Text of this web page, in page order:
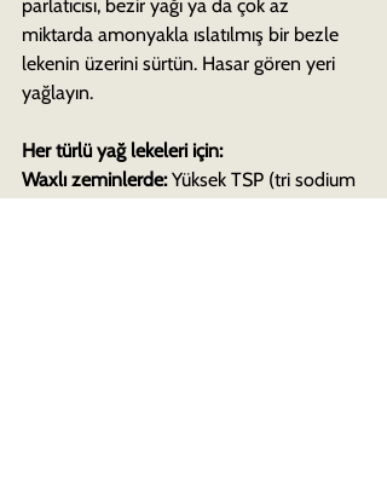
parlatıcısı, bezir yağı ya da çok az
miktarda amonyakla ıslatılmış bir bezle
lekenin üzerini sürtün. Hasar gören yeri
yağlayın.
Her türlü yağ lekeleri için:
Waxlı zeminlerde: Yüksek TSP (tri sodium